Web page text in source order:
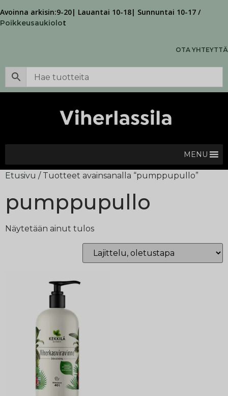
Avoinna arkisin:9-20| Lauantai 10-18| Sunnuntai 10-17 /
Poikkeusaukiolot
OTA YHTEYTTÄ
MENU
Etusivu / Tuotteet avainsanalla “pumppupullo”
pumppupullo
Näytetään ainut tulos